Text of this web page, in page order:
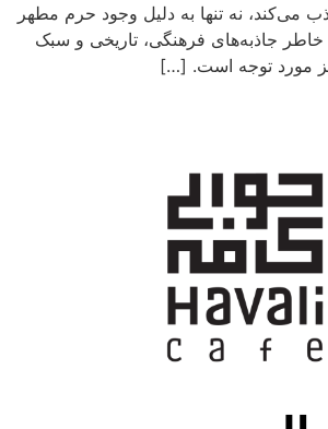
می‌کند، نه تنها به دلیل وجود حرم مطهر
خاطر جاذبه‌های فرهنگی، تاریخی و سبک
مورد توجه است. […]